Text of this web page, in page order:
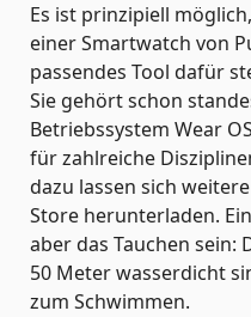
Es ist prinzipiell
einer Smartwatch von
passendes Tool dafür
Sie gehört schon
Betriebssystem Wear
für zahlreiche
dazu lassen sich
Store herunterladen.
aber das Tauchen sein:
50 Meter wasserdicht
zum Schwimmen.